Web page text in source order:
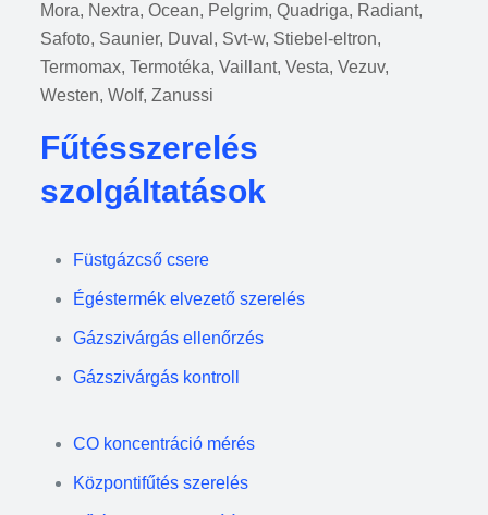
Mora, Nextra, Ocean, Pelgrim, Quadriga, Radiant,
Safoto, Saunier, Duval, Svt-w, Stiebel-eltron,
Termomax, Termotéka, Vaillant, Vesta, Vezuv,
Westen, Wolf, Zanussi
Fűtésszerelés
szolgáltatások
Füstgázcső csere
Égéstermék elvezető szerelés
Gázszivárgás ellenőrzés
Gázszivárgás kontroll
CO koncentráció mérés
Központifűtés szerelés